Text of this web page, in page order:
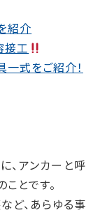
紹介
接工
式をご紹介！
、アンカーと呼
とです。
ど、あらゆる事